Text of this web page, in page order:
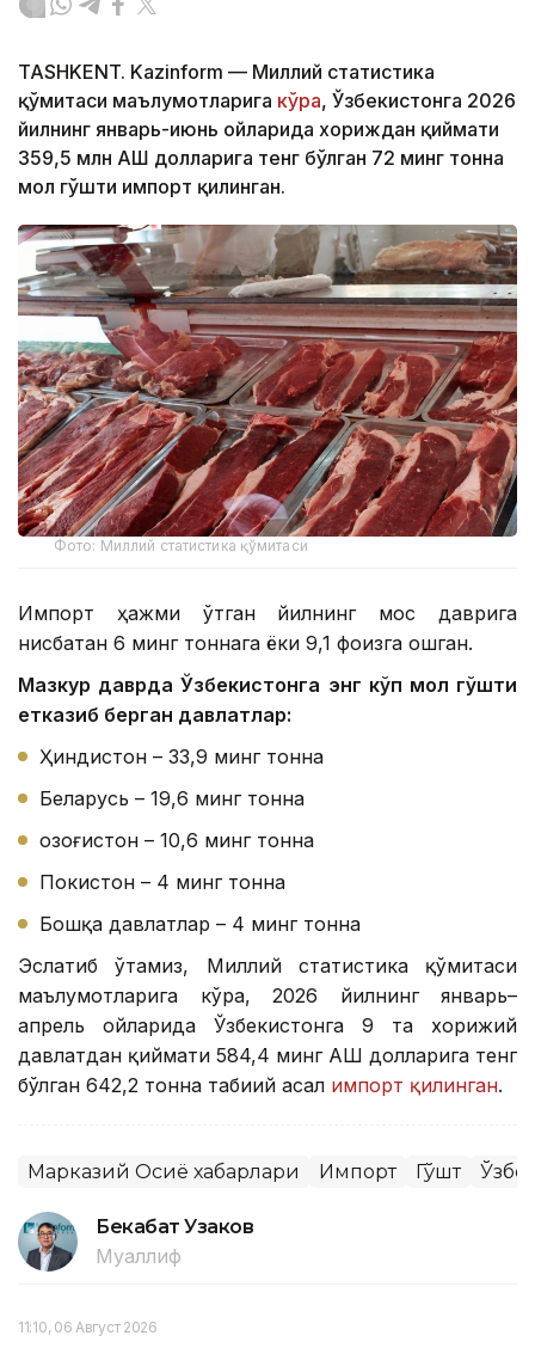
TASHKENT. Kazinform — Миллий статистика
қўмитаси маълумотларига кўра, Ўзбекистонга 2026
йилнинг январь-июнь ойларида хориждан қиймати
359,5 млн АҚШ долларига тенг бўлган 72 минг тонна
мол гўшти импорт қилинган.
Фото: Миллий статистика қўмитаси
Импорт ҳажми ўтган йилнинг мос даврига
нисбатан 6 минг тоннага ёки 9,1 фоизга ошган.
Мазкур даврда Ўзбекистонга энг кўп мол гўшти
етказиб берган давлатлар:
Ҳиндистон – 33,9 минг тонна
Беларусь – 19,6 минг тонна
Қозоғистон – 10,6 минг тонна
Покистон – 4 минг тонна
Бошқа давлатлар – 4 минг тонна
Эслатиб ўтамиз, Миллий статистика қўмитаси
маълумотларига кўра, 2026 йилнинг январь–
апрель ойларида Ўзбекистонга 9 та хорижий
давлатдан қиймати 584,4 минг АҚШ долларига тенг
бўлган 642,2 тонна табиий асал импорт қилинган.
Марказий Осиё хабарлари Импорт Гўшт
Бекабат Узаков
Муаллиф
11:10, 06 Август 2026